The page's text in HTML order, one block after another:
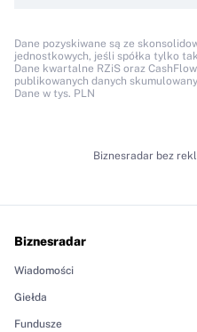
Dane pozyskiwane są ze
jednostkowych, jeśli spółka tylko
Dane kwartalne RZiS oraz
publikowanych danych
Dane w tys. PLN
Biznesradar bez
Biznesradar
Wiadomości
Giełda
Fundusze